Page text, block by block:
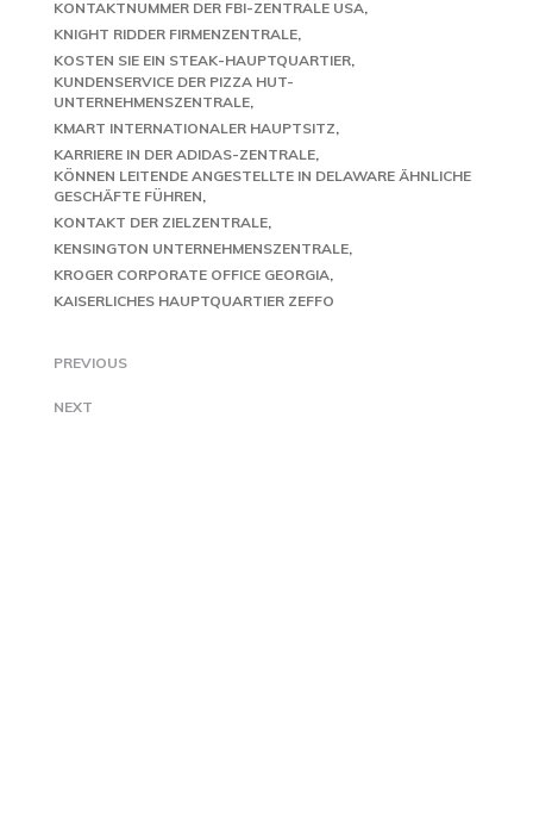
KONTAKTNUMMER DER FBI-ZENTRALE USA
KNIGHT RIDDER FIRMENZENTRALE
KOSTEN SIE EIN STEAK-HAUPTQUARTIER
KUNDENSERVICE DER PIZZA HUT-
UNTERNEHMENSZENTRALE
KMART INTERNATIONALER HAUPTSITZ
KARRIERE IN DER ADIDAS-ZENTRALE
KÖNNEN LEITENDE ANGESTELLTE IN DELAWARE ÄHNLICHE
GESCHÄFTE FÜHREN
KONTAKT DER ZIELZENTRALE
KENSINGTON UNTERNEHMENSZENTRALE
KROGER CORPORATE OFFICE GEORGIA
KAISERLICHES HAUPTQUARTIER ZEFFO
PREVIOUS
NEXT